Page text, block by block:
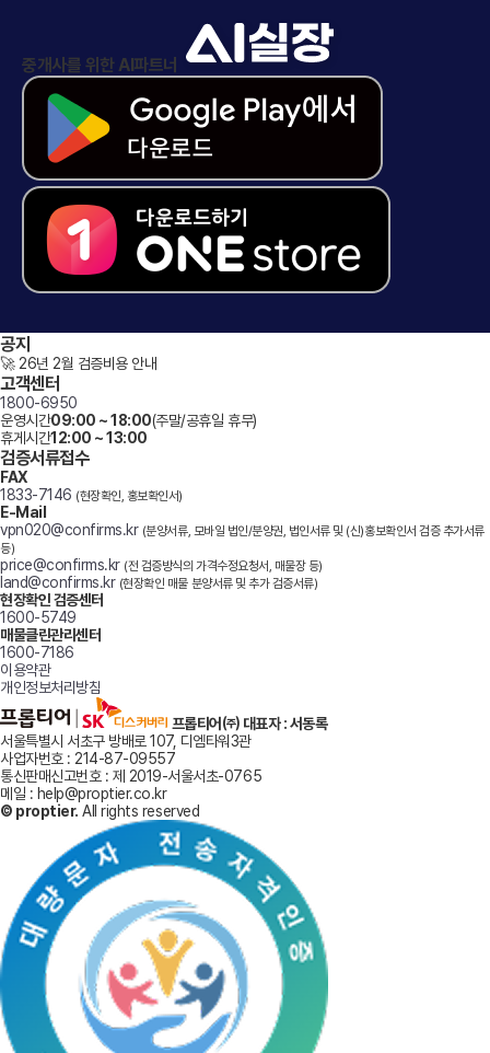
중개사를 위한 AI파트너
공지
🚀 26년 2월 검증비용 안내
고객센터
1800-6950
운영시간09:00 ~ 18:00(주말/공휴일 휴무)
휴게시간12:00 ~ 13:00
검증서류접수
FAX
1833-7146 (현장확인, 홍보확인서)
E-Mail
vpn020@confirms.kr (분양서류, 모바일 법인/분양권, 법인서류 및 (신)홍보확인서 검증 추가서류
등)
price@confirms.kr (전 검증방식의 가격수정요청서, 매물장 등)
land@confirms.kr (현장확인 매물 분양서류 및 추가 검증서류)
현장확인 검증센터
1600-5749
매물클린관리센터
1600-7186
이용약관
개인정보처리방침
프롭티어㈜ 대표자 : 서동록
서울특별시 서초구 방배로 107, 디엠타워3관
사업자번호 : 214-87-09557
통신판매신고번호 : 제 2019-서울서초-0765
메일 : help@proptier.co.kr
© proptier. All rights reserved